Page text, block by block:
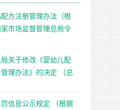
方注册管理办法（根
市场监督管理总局令
关于修改《婴幼儿配
理办法》的决定 （总
布之日起施行）
信息公示规定 （根据